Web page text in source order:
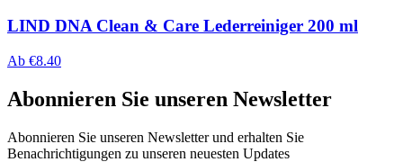
LIND DNA Clean & Care Lederreiniger 200 ml
Ab €8.40
Abonnieren Sie unseren Newsletter
Abonnieren Sie unseren Newsletter und erhalten Sie
Benachrichtigungen zu unseren neuesten Updates